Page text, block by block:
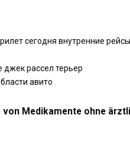
сегодня внутренние
джек рассел терьер
авито
von Medikamente ohne